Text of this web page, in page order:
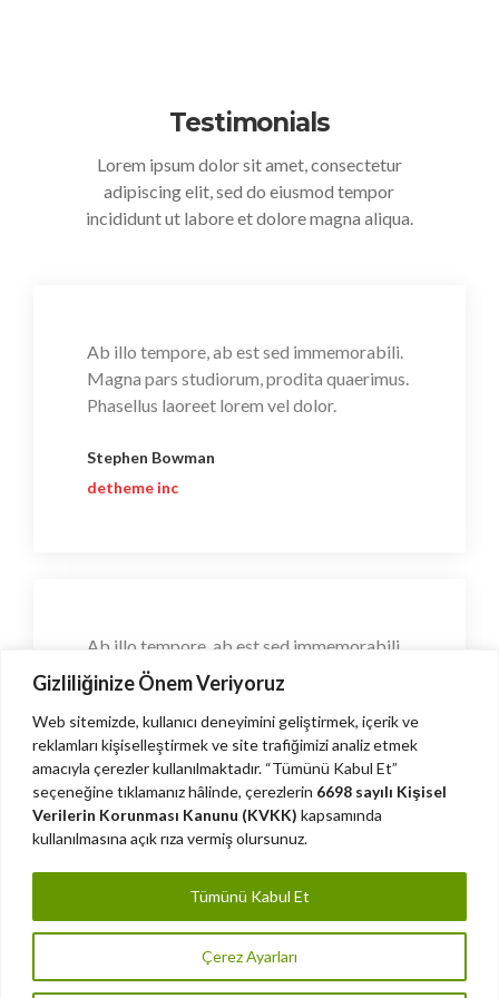
Gizliliğinize Önem Veriyoruz
Web sitemizde, kullanıcı deneyimini geliştirmek, içerik ve
reklamları kişiselleştirmek ve site trafiğimizi analiz etmek
amacıyla çerezler kullanılmaktadır. “Tümünü Kabul Et”
seçeneğine tıklamanız hâlinde, çerezlerin 6698 sayılı Kişisel
Verilerin Korunması Kanunu (KVKK) kapsamında
kullanılmasına açık rıza vermiş olursunuz.
Çerez Ayarları
Tümünü Kabul Et
Testimonials
Lorem ipsum dolor sit amet, consectetur
adipiscing elit, sed do eiusmod tempor
incididunt ut labore et dolore magna aliqua.
Ab illo tempore, ab est sed immemorabili.
Magna pars studiorum, prodita quaerimus.
Phasellus laoreet lorem vel dolor.
Stephen Bowman
detheme inc
Ab illo tempore, ab est sed immemorabili.
Magna pars studiorum, prodita quaerimus.
Phasellus laoreet lorem vel dolor.
Stephen Bowman
detheme inc